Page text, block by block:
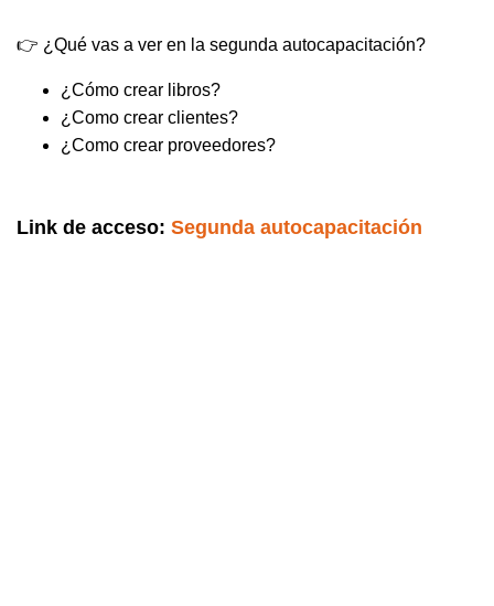
👉 ¿Qué vas a ver en la segunda autocapacitación?
¿Cómo crear libros?
¿Como crear clientes?
¿Como crear proveedores?
Link de acceso: Segunda autocapacitación